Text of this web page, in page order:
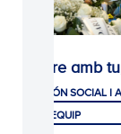
tu, capità!
I AFICIÓ